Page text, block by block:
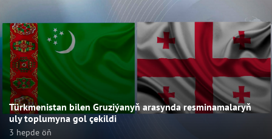
Türkmenistan bilen Gruziýanyň arasynda resminamalaryň
uly toplumyna gol çekildi
3 hepde öň